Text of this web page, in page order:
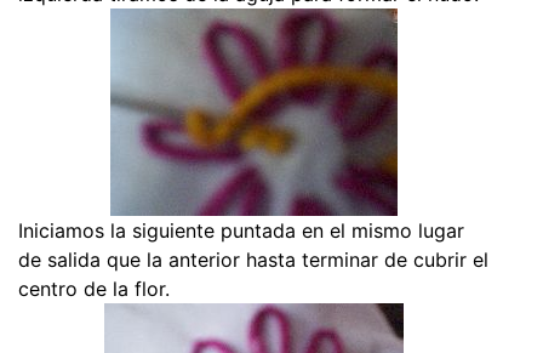
Iniciamos la siguiente puntada en el mismo lugar
de salida que la anterior hasta terminar de cubrir el
centro de la flor.